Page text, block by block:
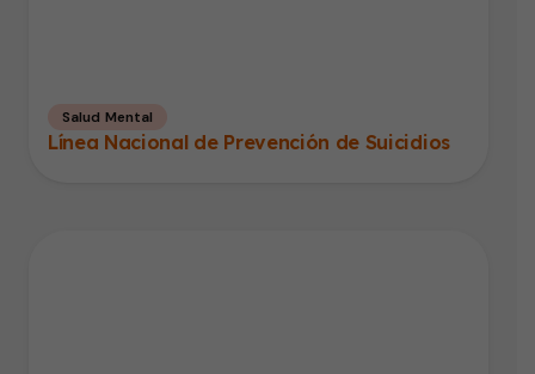
Salud Mental
Línea Nacional de Prevención de Suicidios